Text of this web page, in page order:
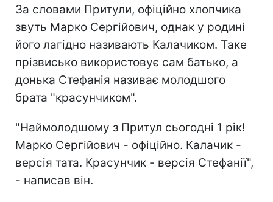
За словами Притули, офіційно хлопчика
звуть Марко Сергійович, однак у родині
його лагідно називають Калачиком. Таке
прізвисько використовує сам батько, а
донька Стефанія називає молодшого
брата "красунчиком".
"Наймолодшому з Притул сьогодні 1 рік!
Марко Сергійович - офіційно. Калачик -
версія тата. Красунчик - версія Стефанії",
- написав він.